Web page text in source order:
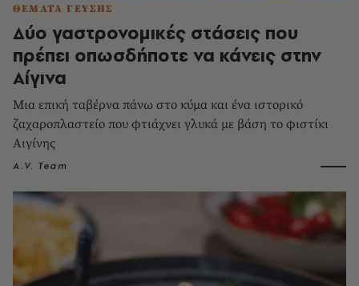
ΘΕΜΑΤΑ ΓΕΥΣΗΣ
Δύο γαστρονομικές στάσεις που
πρέπει οπωσδήποτε να κάνεις στην
Αίγινα
Μια επική ταβέρνα πάνω στο κύμα και ένα ιστορικό
ζαχαροπλαστείο που φτιάχνει γλυκά με βάση το φιστίκι
Αιγίνης
A.V. Team